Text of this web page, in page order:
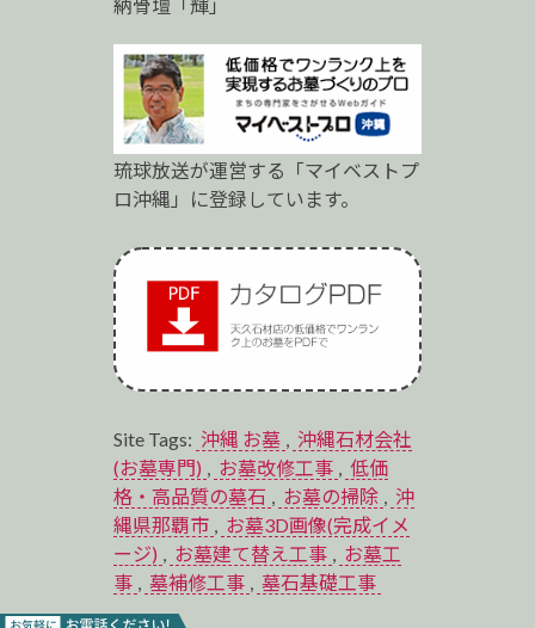
納骨壇「輝」
琉球放送が運営する「マイベストプ
ロ沖縄」に登録しています。
Site Tags: 沖縄 お墓 , 沖縄石材会社
(お墓専門) , お墓改修工事 , 低価
格・高品質の墓石 , お墓の掃除 , 沖
縄県那覇市 , お墓3D画像(完成イメ
ージ) , お墓建て替え工事 , お墓工
事 , 墓補修工事 , 墓石基礎工事